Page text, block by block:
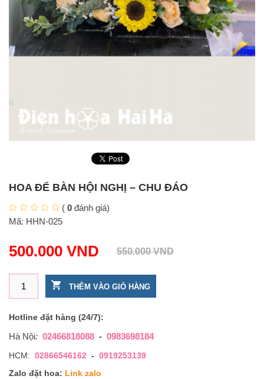
HOA ĐỂ BÀN HỘI NGHỊ – CHU ĐÁO
( 0 đánh giá)
Mã: HHN-025
550.000VND
500.000 VND
Hoa để bàn hội nghị - Chu Đáo số lượng
THÊM VÀO GIỎ HÀNG
Hotline đặt hàng (24/7):
Hà Nội: 02466818088 - 0983698184
HCM: 02866546162 - 0919253139
Zalo đặt hoa: Link zalo